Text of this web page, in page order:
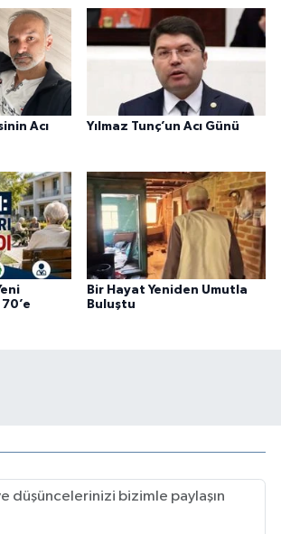
Acı
Yılmaz Tunç’un Acı Günü
70’e
Bir Hayat Yeniden Umutla
Buluştu